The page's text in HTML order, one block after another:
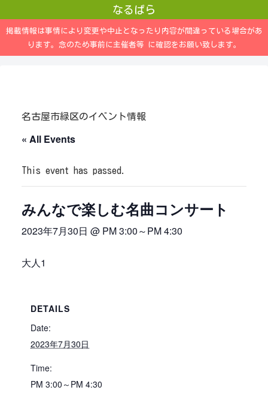
なるぱら
掲載情報は事情により変更や中止となったり内容が間違っている場合があ
ります。念のため事前に主催者等 に確認をお願い致します。
名古屋市緑区のイベント情報
« All Events
This event has passed.
みんなで楽しむ名曲コンサート
2023年7月30日 @ PM 3:00～PM 4:30
大人1
DETAILS
Date:
2023年7月30日
Time:
PM 3:00～PM 4:30